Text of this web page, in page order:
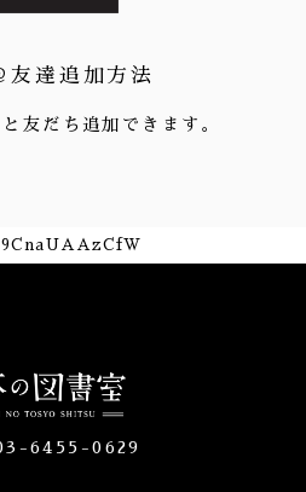
達追加方法
友だち追加できます。
6455-0629